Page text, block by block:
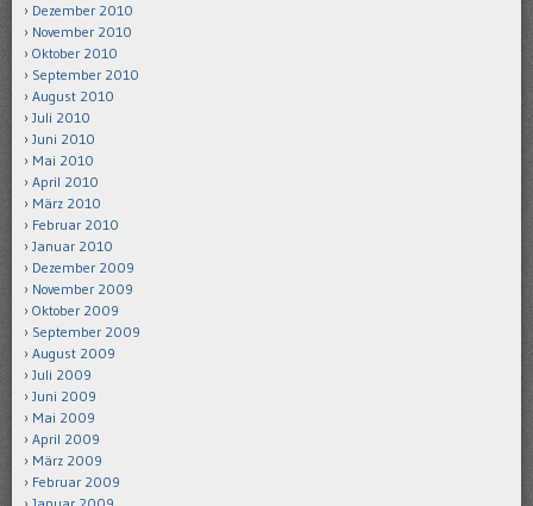
Dezember 2010
November 2010
Oktober 2010
September 2010
August 2010
Juli 2010
Juni 2010
Mai 2010
April 2010
März 2010
Februar 2010
Januar 2010
Dezember 2009
November 2009
Oktober 2009
September 2009
August 2009
Juli 2009
Juni 2009
Mai 2009
April 2009
März 2009
Februar 2009